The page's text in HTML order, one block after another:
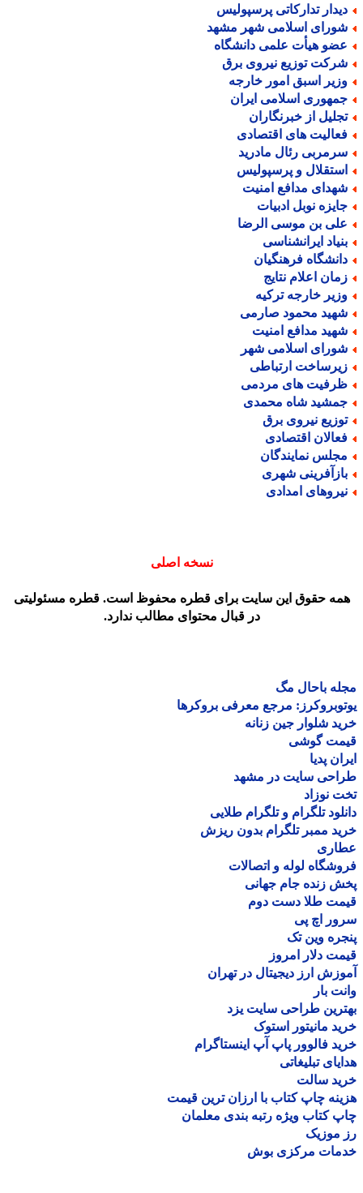
تدارکاتی پرسپولیس
اسلامی شهر مشهد
هیأت علمی دانشگاه
توزیع نیروی برق
اسبق امور خارجه
اسلامی ایران
از خبرنگاران
های اقتصادی
رئال مادرید
و پرسپولیس
مدافع امنیت
نوبل ادبیات
بن موسی الرضا
ایرانشناسی
فرهنگیان
اعلام نتایج
خارجه ترکیه
محمود صارمی
مدافع امنیت
اسلامی شهر
ارتباطی
های مردمی
شاه محمدی
نیروی برق
اقتصادی
نمایندگان
شهری
امدادی
نسخه اصلی
حقوق این سایت برای قطره محفوظ است. قطره مسئولیتی
در قبال محتوای مطالب ندارد.
باحال مگ
مرجع معرفی بروکرها
شلوار جین زنانه
گوشی
پدیا
سایت در مشهد
نوزاد
تلگرام و تلگرام طلایی
ممبر تلگرام بدون ریزش
لوله و اتصالات
زنده جام جهانی
طلا دست دوم
اچ پی
وین تک
دلار امروز
ارز دیجیتال در تهران
بار
طراحی سایت یزد
مانیتور استوک
فالوور پاپ آپ اینستاگرام
تبلیغاتی
سالت
چاپ کتاب با ارزان ترین قیمت
کتاب ویژه رتبه بندی معلمان
موزیک
مرکزی بوش